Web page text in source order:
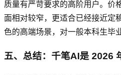
质量有严苛要求的高阶用户。价
面相对较窄，更适合已经接近定
色的高端场景，对一般本科生毕
五、总结：千笔AI是 2026